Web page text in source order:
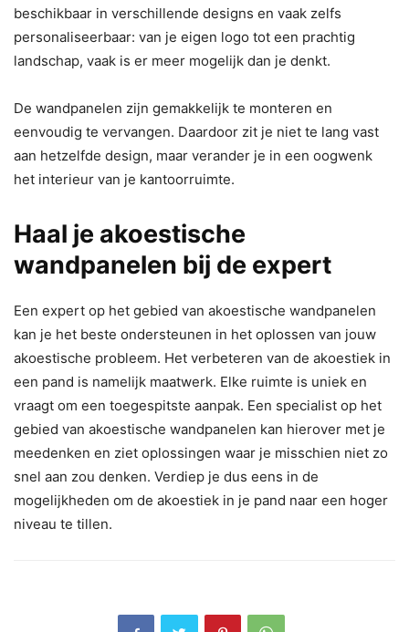
beschikbaar in verschillende designs en vaak zelfs
personaliseerbaar: van je eigen logo tot een prachtig
landschap, vaak is er meer mogelijk dan je denkt.
De wandpanelen zijn gemakkelijk te monteren en
eenvoudig te vervangen. Daardoor zit je niet te lang vast
aan hetzelfde design, maar verander je in een oogwenk
het interieur van je kantoorruimte.
Haal je akoestische
wandpanelen bij de expert
Een expert op het gebied van akoestische wandpanelen
kan je het beste ondersteunen in het oplossen van jouw
akoestische probleem. Het verbeteren van de akoestiek in
een pand is namelijk maatwerk. Elke ruimte is uniek en
vraagt om een toegespitste aanpak. Een specialist op het
gebied van akoestische wandpanelen kan hierover met je
meedenken en ziet oplossingen waar je misschien niet zo
snel aan zou denken. Verdiep je dus eens in de
mogelijkheden om de akoestiek in je pand naar een hoger
niveau te tillen.